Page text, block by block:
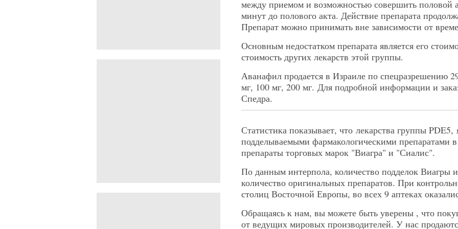
между приемом и возможностью совершить половой
минут до полового акта. Действие препарата
Препарат можно принимать вне зависимости от
Основным недостатком препарата является его
стоимость других лекарств этой группы.
Аванафил продается в Израиле по спецразрешению
мг, 100 мг, 200 мг. Для подробной информации и
Спедра.
Статистика показывает, что лекарства группы PDE5,
подделываемыми фармакологическими препаратами
препараты торговых марок "Виагра" и "Сиалис".
По данным интерпола, количество подделок Виагры
количество оригинальных препаратов. При
столиц Восточной Европы, во всех 9 аптеках
Обращаясь к нам, вы можете быть уверены , что
от ведущих мировых производителей. У нас